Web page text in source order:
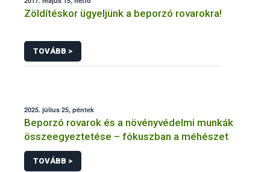
Zöldítéskor ügyeljünk a beporzó rovarokra!
TOVÁBB >
2025. július 25, péntek
Beporzó rovarok és a növényvédelmi munkák
összeegyeztetése – fókuszban a méhészet
TOVÁBB >